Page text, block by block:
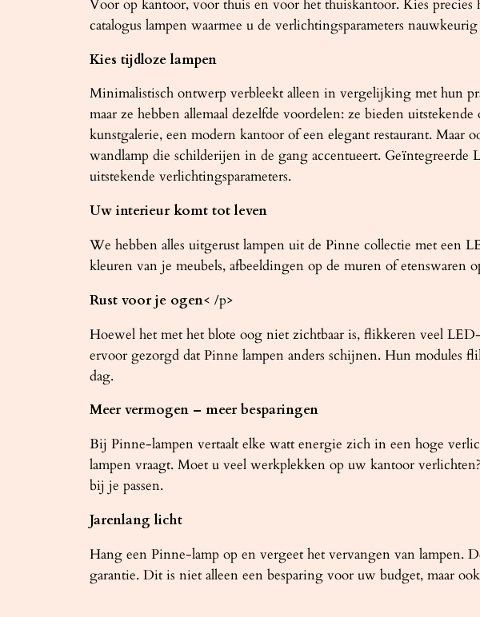
Voor op kantoor, voor thuis en voor het thuiskantoor. Kies
catalogus lampen waarmee u de verlichtingsparameters
Kies tijdloze lampen
Minimalistisch ontwerp verbleekt alleen in vergelijking met hun
maar ze hebben allemaal dezelfde voordelen: ze bieden
kunstgalerie, een modern kantoor of een elegant restaurant.
wandlamp die schilderijen in de gang accentueert.
uitstekende verlichtingsparameters.
Uw interieur komt tot leven
We hebben alles uitgerust lampen uit de Pinne collectie met een
kleuren van je meubels, afbeeldingen op de muren of
Rust voor je ogen< /p>
Hoewel het met het blote oog niet zichtbaar is, flikkeren veel
ervoor gezorgd dat Pinne lampen anders schijnen. Hun modules
dag.
Meer vermogen – meer besparingen
Bij Pinne-lampen vertaalt elke watt energie zich in een hoge
lampen vraagt. Moet u veel werkplekken op uw kantoor
bij je passen.
Jarenlang licht
Hang een Pinne-lamp op en vergeet het vervangen van lampen.
garantie. Dit is niet alleen een besparing voor uw budget, maar